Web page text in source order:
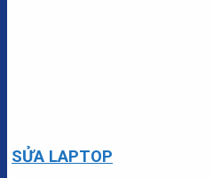
SỬA LAPTOP